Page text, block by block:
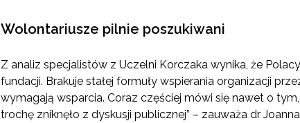
Wolontariusze pilnie poszukiwani
Z analiz specjalistów z Uczelni Korczaka wynika, że
fundacji. Brakuje stałej formuły wspierania organizacji
wymagają wsparcia. Coraz częściej mówi się nawet o
trochę zniknęło z dyskusji publicznej” – zauważa dr